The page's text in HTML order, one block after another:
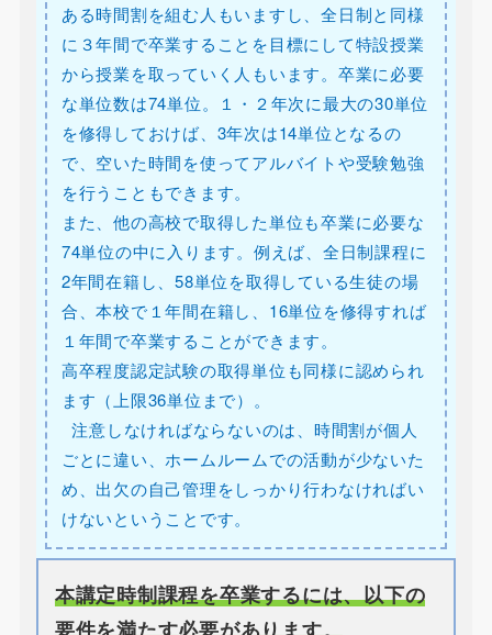
ある時間割を組む人もいますし、全日制と同様
に３年間で卒業することを目標にして特設授業
から授業を取っていく人もいます。卒業に必要
な単位数は74単位。１・２年次に最大の30単位
を修得しておけば、3年次は14単位となるの
で、空いた時間を使ってアルバイトや受験勉強
を行うこともできます。
また、他の高校で取得した単位も卒業に必要な
74単位の中に入ります。例えば、全日制課程に
2年間在籍し、58単位を取得している生徒の場
合、本校で１年間在籍し、16単位を修得すれば
１年間で卒業することができます。
高卒程度認定試験の取得単位も同様に認められ
ます（上限36単位まで）。
注意しなければならないのは、時間割が個人
ごとに違い、ホームルームでの活動が少ないた
め、出欠の自己管理をしっかり行わなければい
けないということです。
本講定時制課程を卒業するには、以下の
要件を満たす必要があります。